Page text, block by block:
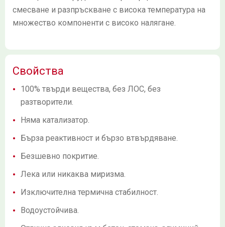
смесване и разпръскване с висока температура на
множество компоненти с високо налягане.
Свойства
100% твърди вещества, без ЛОС, без
разтворители.
Няма катализатор.
Бърза реактивност и бързо втвърдяване.
Безшевно покритие.
Лека или никаква миризма.
Изключителна термична стабилност.
Водоустойчива.